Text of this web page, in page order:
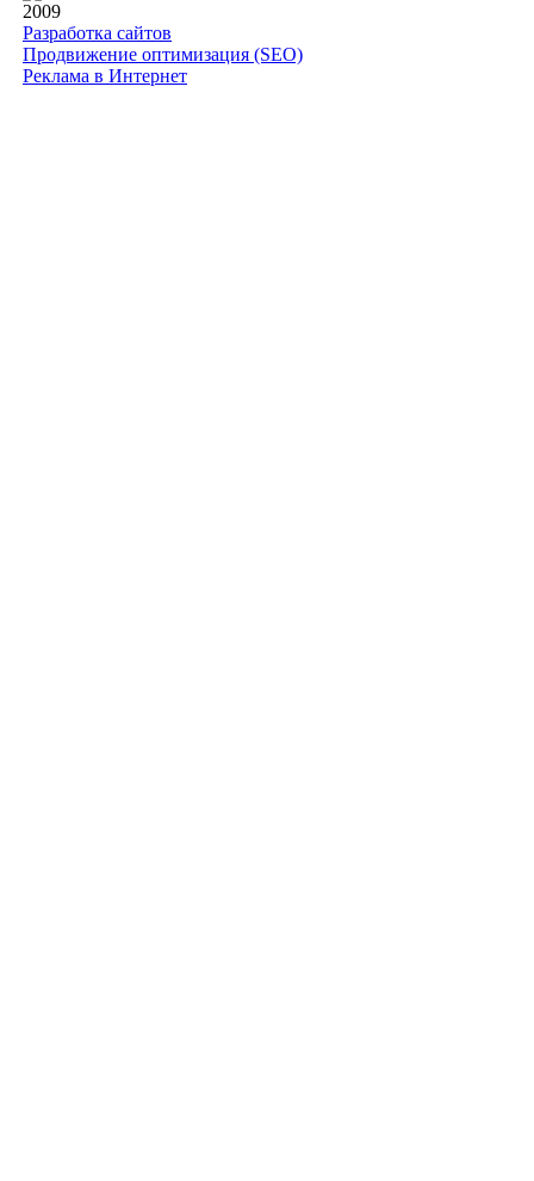
2009
Разработка сайтов
Продвижение оптимизация (SEO)
Реклама в Интернет